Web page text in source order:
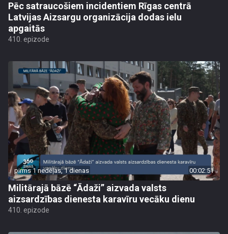
Pēc satraucošiem incidentiem Rīgas centrā
Latvijas Aizsargu organizācija dodas ielu
apgaitās
410. epizode
pirms 1 nedēļas, 1 dienas 00:02:51
Militārajā bāzē “Ādaži” aizvada valsts
aizsardzības dienesta karavīru vecāku dienu
410. epizode